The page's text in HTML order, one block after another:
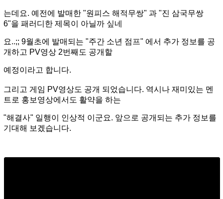
는데 요. 예전에 발매한 "원피스 해적무쌍" 과 "진 삼국무쌍
6"을 패러디한 제목이 아닐까 싶네
요..;; 9월초에 발매되는 "주간 소년 점프" 에서 추가 정보를 공
개하고 PV영상 2번째도 공개할
예정이라고 합니다.
그리고 게임 PV영상도 공개 되었습니다. 역시나 재미있는 멘
트로 홍보영상에서도 활약을 하는
"해결사" 일행이 인상적 이군요. 앞으로 공개되는 추가 정보를
기대해 보겠습니다.